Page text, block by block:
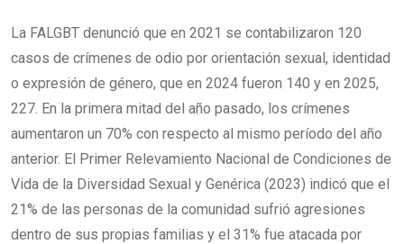
La FALGBT denunció que en 2021 se contabilizaron 120
casos de crímenes de odio por orientación sexual, identidad
o expresión de género, que en 2024 fueron 140 y en 2025,
227. En la primera mitad del año pasado, los crímenes
aumentaron un 70% con respecto al mismo período del año
anterior. El Primer Relevamiento Nacional de Condiciones de
Vida de la Diversidad Sexual y Genérica (2023) indicó que el
21% de las personas de la comunidad sufrió agresiones
dentro de sus propias familias y el 31% fue atacada por